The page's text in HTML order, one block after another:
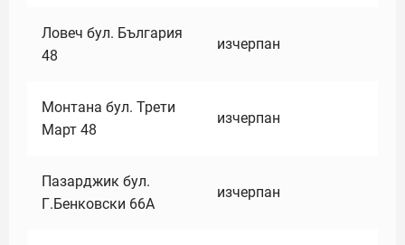
Ловеч бул. България
48
изчерпан
Монтана бул. Трети
Март 48
изчерпан
Пазарджик бул.
Г.Бенковски 66А
изчерпан